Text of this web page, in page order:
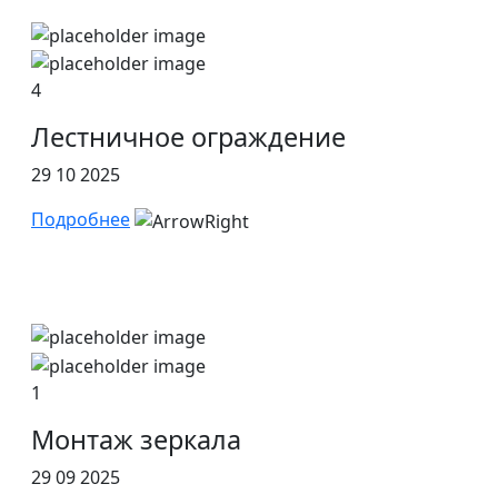
4
Лестничное ограждение
29 10 2025
Подробнее
1
Монтаж зеркала
29 09 2025